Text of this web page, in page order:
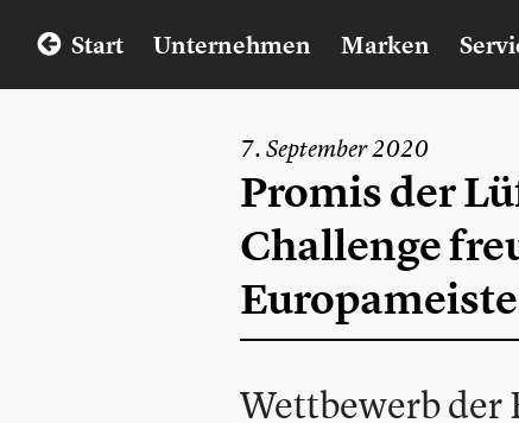
Start Unternehmen Marken
7. September 2020
Promis der
Challenge
Wettbewerb der